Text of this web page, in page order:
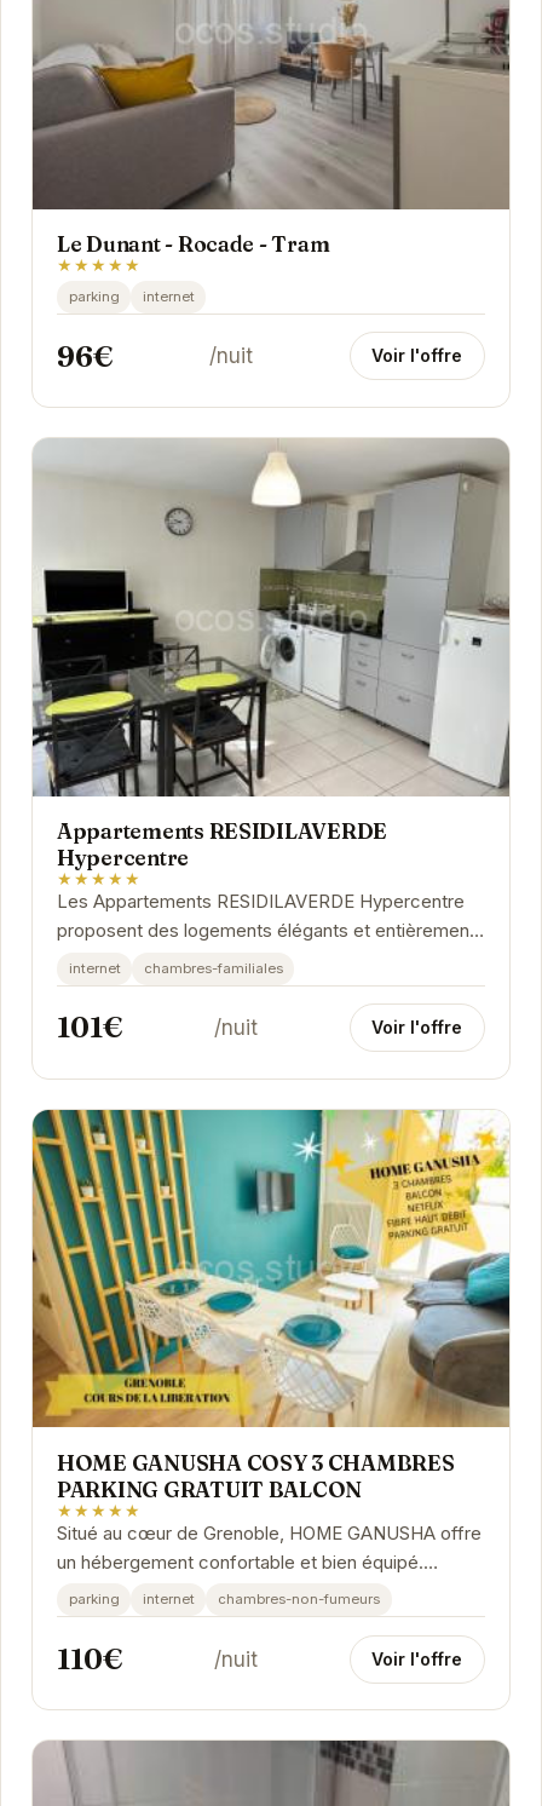
Le Dunant - Rocade - Tram
★★★★★
parking internet
96€ /nuit Voir l'offre
Appartements RESIDILAVERDE
Hypercentre
★★★★★
Les Appartements RESIDILAVERDE Hypercentre
proposent des logements élégants et entièrement
équipés au cœur de Grenoble. Idéalement situés,...
internet chambres-familiales
101€ /nuit Voir l'offre
HOME GANUSHA COSY 3 CHAMBRES
PARKING GRATUIT BALCON
★★★★★
Situé au cœur de Grenoble, HOME GANUSHA offre
un hébergement confortable et bien équipé.
L'appartement dispose de trois chambres, d'un
parking...
parking internet chambres-non-fumeurs
110€ /nuit Voir l'offre